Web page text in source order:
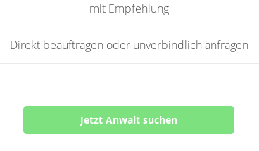
mit Empfehlung
Direkt beauftragen oder unverbindlich anfragen
Jetzt Anwalt suchen